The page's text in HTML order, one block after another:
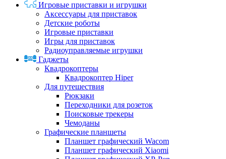
Игровые приставки и игрушки
Аксессуары для приставок
Детские роботы
Игровые приставки
Игры для приставок
Радиоуправляемые игрушки
Гаджеты
Квадрокоптеры
Квадрокоптер Hiper
Для путешествия
Рюкзаки
Переходники для розеток
Поисковые трекеры
Чемоданы
Графические планшеты
Планшет графический Wacom
Планшет графический Xiaomi